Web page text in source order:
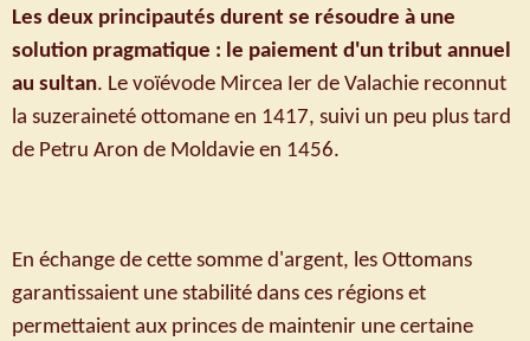
Les deux principautés durent se résoudre à une
solution pragmatique : le paiement d'un tribut annuel
au sultan. Le voïévode Mircea Ier de Valachie reconnut
la suzeraineté ottomane en 1417, suivi un peu plus tard
de Petru Aron de Moldavie en 1456.
En échange de cette somme d'argent, les Ottomans
garantissaient une stabilité dans ces régions et
permettaient aux princes de maintenir une certaine